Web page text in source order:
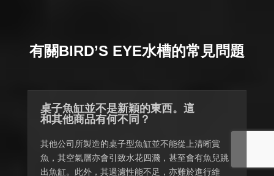
有關BIRD’S EYE水槽的常見問題
桌子魚缸並不是新穎的東西。這
和其他商品有何不同？
其他公司所製造的桌子型魚缸並不能從上清晰賞
魚，其空氣層亦會引致水花四濺，甚至會有魚兒跳
出魚缸。此外，其過濾性能不足，亦難於進行維